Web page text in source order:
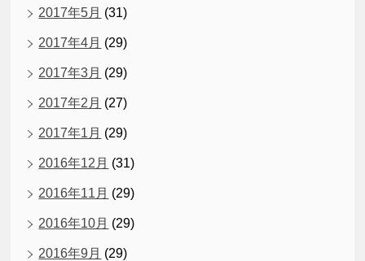
2017年5月 (31)
2017年4月 (29)
2017年3月 (29)
2017年2月 (27)
2017年1月 (29)
2016年12月 (31)
2016年11月 (29)
2016年10月 (29)
2016年9月 (29)